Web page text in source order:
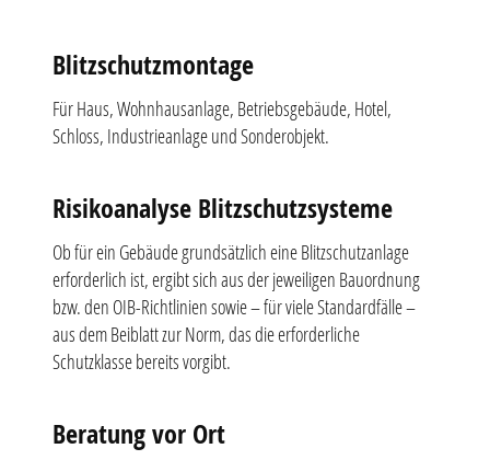
Blitzschutzmontage
Für Haus, Wohnhausanlage, Betriebsgebäude, Hotel,
Schloss, Industrieanlage und Sonderobjekt.
Risikoanalyse Blitzschutzsysteme
Ob für ein Gebäude grundsätzlich eine Blitzschutzanlage
erforderlich ist, ergibt sich aus der jeweiligen Bauordnung
bzw. den OIB-Richtlinien sowie – für viele Standardfälle –
aus dem Beiblatt zur Norm, das die erforderliche
Schutzklasse bereits vorgibt.
Beratung vor Ort